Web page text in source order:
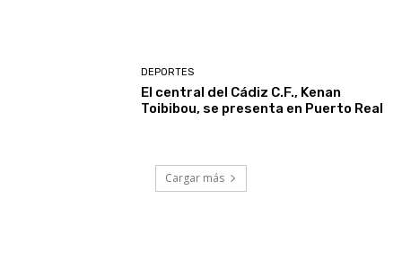
DEPORTES
El central del Cádiz C.F., Kenan
Toibibou, se presenta en Puerto Real
Cargar más